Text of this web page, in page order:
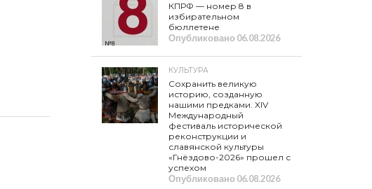
КПРФ — номер 8 в
избирательном
бюллетене
Опубликовано06.08.2026
КУЛЬТУРА
Сохранить великую
историю, созданную
нашими предками. XIV
Международный
фестиваль исторической
реконструкции и
славянской культуры
«Гнёздово-2026» прошел с
успехом
Опубликовано06.08.2026